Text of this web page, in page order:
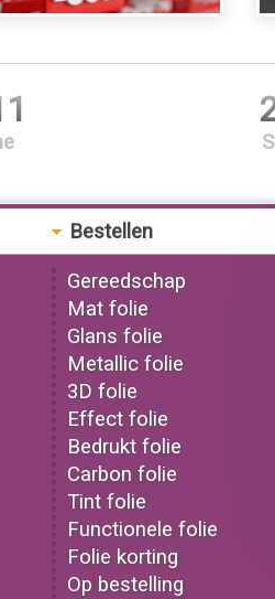
Bestellen
Gereedschap
Mat folie
Glans folie
Metallic folie
3D folie
Effect folie
Bedrukt folie
Carbon folie
Tint folie
Functionele folie
Folie korting
Op bestelling